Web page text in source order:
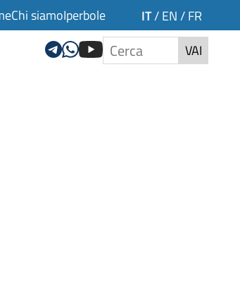
Chi siamoIperbole IT/ EN / FR
VAI